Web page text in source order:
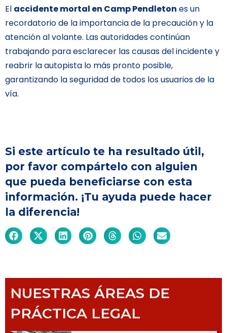
El accidente mortal en Camp Pendleton es un
recordatorio de la importancia de la precaución y la
atención al volante. Las autoridades continúan
trabajando para esclarecer las causas del incidente y
reabrir la autopista lo más pronto posible,
garantizando la seguridad de todos los usuarios de la
vía.
Si este artículo te ha resultado útil,
por favor compártelo con alguien
que pueda beneficiarse con esta
información. ¡Tu ayuda puede hacer
la diferencia!
NUESTRAS ÁREAS DE
PRÁCTICA LEGAL